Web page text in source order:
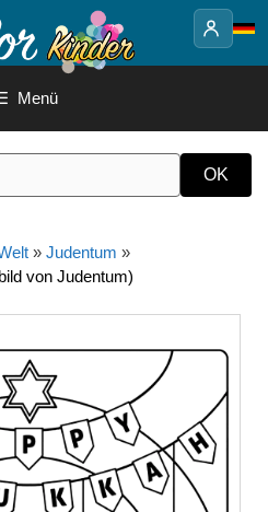
Menü
» Judentum »
von Judentum)